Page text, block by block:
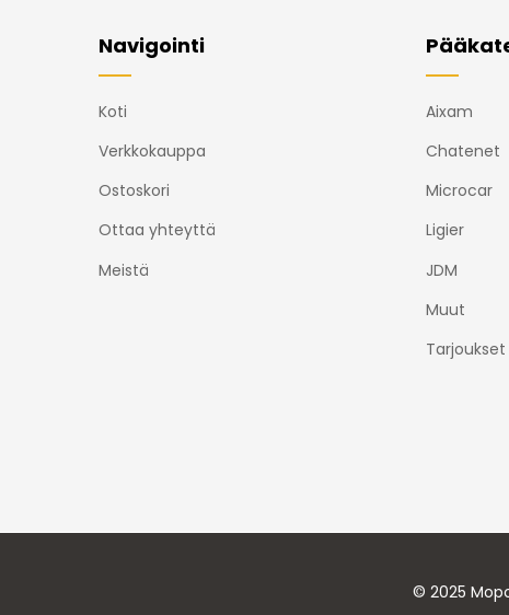
Navigointi
Koti
Verkkokauppa
Ostoskori
Ottaa yhteyttä
Meistä
Aixam
Chatenet
Microcar
Ligier
JDM
Muut
Tarjoukset
© 2025